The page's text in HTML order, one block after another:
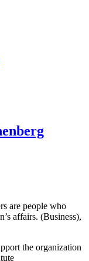
are people who
affairs. (Business),
the organization